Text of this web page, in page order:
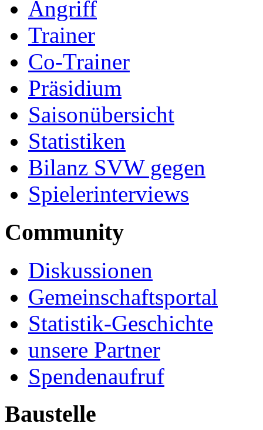
Angriff
Trainer
Co-Trainer
Präsidium
Saisonübersicht
Statistiken
Bilanz SVW gegen
Spielerinterviews
Community
Diskussionen
Gemeinschaftsportal
Statistik-Geschichte
unsere Partner
Spendenaufruf
Baustelle